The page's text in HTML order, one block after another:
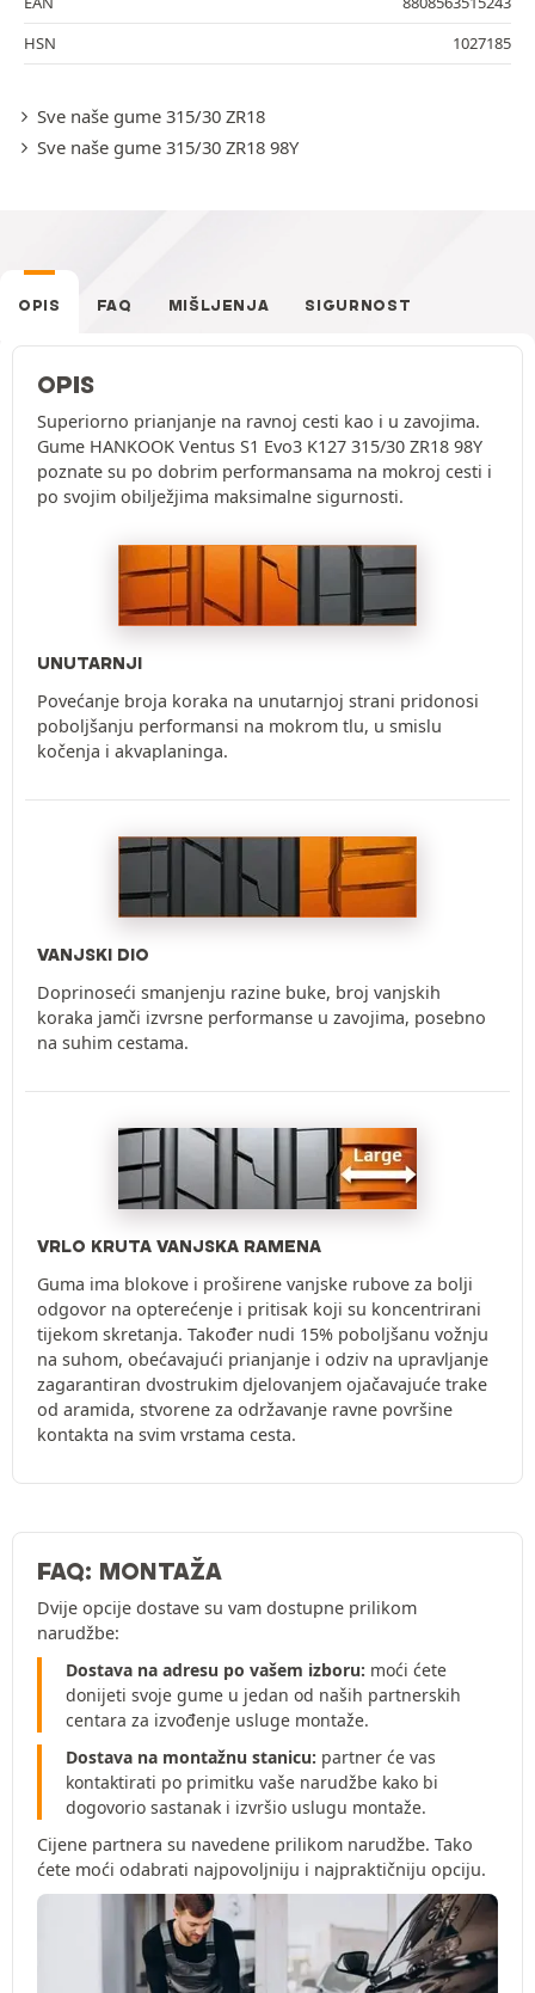
HSN
1027185
Sve naše gume 315/30 ZR18
Sve naše gume 315/30 ZR18 98Y
OPIS FAQ MIŠLJENJA SIGURNOST
OPIS
Superiorno prianjanje na ravnoj cesti kao i u zavojima.
Gume HANKOOK Ventus S1 Evo3 K127 315/30 ZR18 98Y
poznate su po dobrim performansama na mokroj cesti i
po svojim obilježjima maksimalne sigurnosti.
UNUTARNJI
Povećanje broja koraka na unutarnjoj strani pridonosi
poboljšanju performansi na mokrom tlu, u smislu
kočenja i akvaplaninga.
VANJSKI DIO
Doprinoseći smanjenju razine buke, broj vanjskih
koraka jamči izvrsne performanse u zavojima, posebno
na suhim cestama.
VRLO KRUTA VANJSKA RAMENA
Guma ima blokove i proširene vanjske rubove za bolji
odgovor na opterećenje i pritisak koji su koncentrirani
tijekom skretanja. Također nudi 15% poboljšanu vožnju
na suhom, obećavajući prianjanje i odziv na upravljanje
zagarantiran dvostrukim djelovanjem ojačavajuće trake
od aramida, stvorene za održavanje ravne površine
kontakta na svim vrstama cesta.
FAQ: MONTAŽA
Dvije opcije dostave su vam dostupne prilikom
narudžbe:
Dostava na adresu po vašem izboru: moći ćete
donijeti svoje gume u jedan od naših partnerskih
centara za izvođenje usluge montaže.
Dostava na montažnu stanicu: partner će vas
kontaktirati po primitku vaše narudžbe kako bi
dogovorio sastanak i izvršio uslugu montaže.
Cijene partnera su navedene prilikom narudžbe. Tako
ćete moći odabrati najpovoljniju i najpraktičniju opciju.